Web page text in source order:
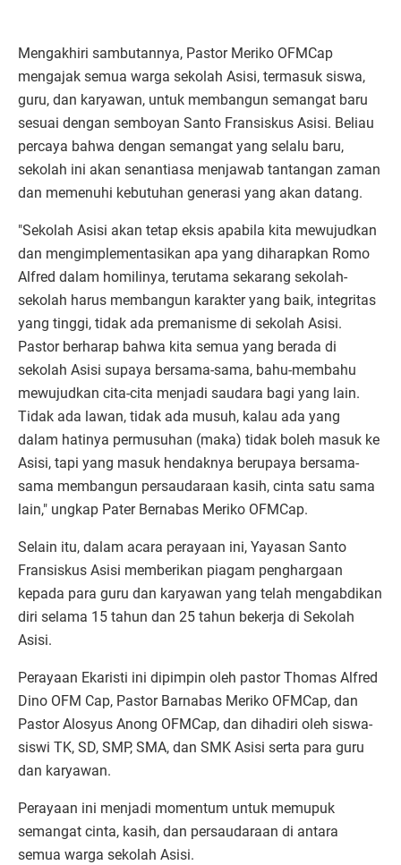
Mengakhiri sambutannya, Pastor Meriko OFMCap
mengajak semua warga sekolah Asisi, termasuk siswa,
guru, dan karyawan, untuk membangun semangat baru
sesuai dengan semboyan Santo Fransiskus Asisi. Beliau
percaya bahwa dengan semangat yang selalu baru,
sekolah ini akan senantiasa menjawab tantangan zaman
dan memenuhi kebutuhan generasi yang akan datang.
"Sekolah Asisi akan tetap eksis apabila kita mewujudkan
dan mengimplementasikan apa yang diharapkan Romo
Alfred dalam homilinya, terutama sekarang sekolah-
sekolah harus membangun karakter yang baik, integritas
yang tinggi, tidak ada premanisme di sekolah Asisi.
Pastor berharap bahwa kita semua yang berada di
sekolah Asisi supaya bersama-sama, bahu-membahu
mewujudkan cita-cita menjadi saudara bagi yang lain.
Tidak ada lawan, tidak ada musuh, kalau ada yang
dalam hatinya permusuhan (maka) tidak boleh masuk ke
Asisi, tapi yang masuk hendaknya berupaya bersama-
sama membangun persaudaraan kasih, cinta satu sama
lain," ungkap Pater Bernabas Meriko OFMCap.
Selain itu, dalam acara perayaan ini, Yayasan Santo
Fransiskus Asisi memberikan piagam penghargaan
kepada para guru dan karyawan yang telah mengabdikan
diri selama 15 tahun dan 25 tahun bekerja di Sekolah
Asisi.
Perayaan Ekaristi ini dipimpin oleh pastor Thomas Alfred
Dino OFM Cap, Pastor Barnabas Meriko OFMCap, dan
Pastor Alosyus Anong OFMCap, dan dihadiri oleh siswa-
siswi TK, SD, SMP, SMA, dan SMK Asisi serta para guru
dan karyawan.
Perayaan ini menjadi momentum untuk memupuk
semangat cinta, kasih, dan persaudaraan di antara
semua warga sekolah Asisi.